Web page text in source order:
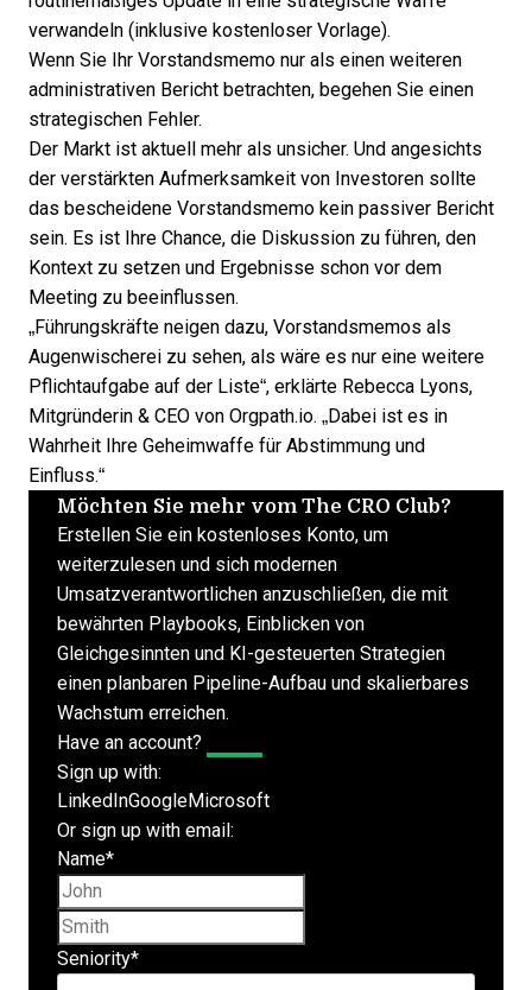
verwandeln (inklusive kostenloser Vorlage).
Wenn Sie Ihr Vorstandsmemo nur als einen weiteren
administrativen Bericht betrachten, begehen Sie einen
strategischen Fehler.
Der Markt ist aktuell mehr als unsicher. Und angesichts
der verstärkten Aufmerksamkeit von Investoren sollte
das bescheidene Vorstandsmemo kein passiver Bericht
sein. Es ist Ihre Chance, die Diskussion zu führen, den
Kontext zu setzen und Ergebnisse schon vor dem
Meeting zu beeinflussen.
„Führungskräfte neigen dazu, Vorstandsmemos als
Augenwischerei zu sehen, als wäre es nur eine weitere
Pflichtaufgabe auf der Liste“, erklärte Rebecca Lyons,
Mitgründerin & CEO von Orgpath.io. „Dabei ist es in
Wahrheit Ihre Geheimwaffe für Abstimmung und
Einfluss.“
Möchten Sie mehr vom The CRO Club?
Erstellen Sie ein kostenloses Konto, um
weiterzulesen und sich modernen
Umsatzverantwortlichen anzuschließen, die mit
bewährten Playbooks, Einblicken von
Gleichgesinnten und KI-gesteuerten Strategien
einen planbaren Pipeline-Aufbau und skalierbares
Wachstum erreichen.
Have an account?
Sign up with:
LinkedInGoogleMicrosoft
Or sign up with email:
Name*
Seniority*